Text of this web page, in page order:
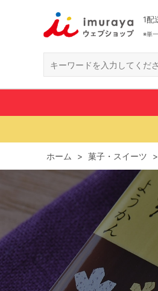
1配
※単
ホーム > 菓子・スイーツ >